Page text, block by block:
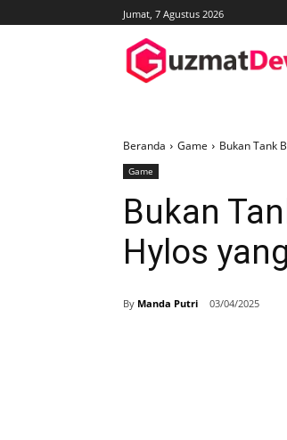
Jumat, 7 Agustus 2026
Beranda Game Bukan Tank
Game
Bukan
Hylos
By Manda Putri 03/04/2025